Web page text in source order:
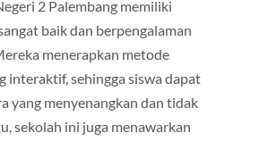
2 Palembang memiliki
baik dan berpengalaman
menerapkan metode
interaktif, sehingga siswa dapat
yang menyenangkan dan tidak
sekolah ini juga menawarkan